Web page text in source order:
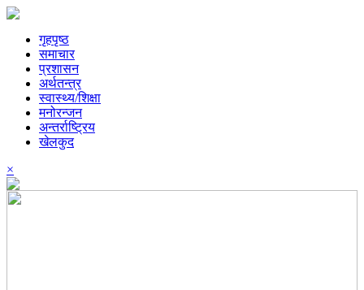
गृहपृष्ठ
समाचार
प्रशासन
अर्थतन्त्र
स्वास्थ्य/शिक्षा
मनोरन्जन
अन्तर्राष्ट्रिय
खेलकुद
×